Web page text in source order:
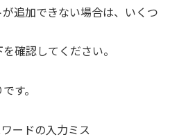
追加できない場合は、いくつ
確認してください。
す。
ードの入力ミス